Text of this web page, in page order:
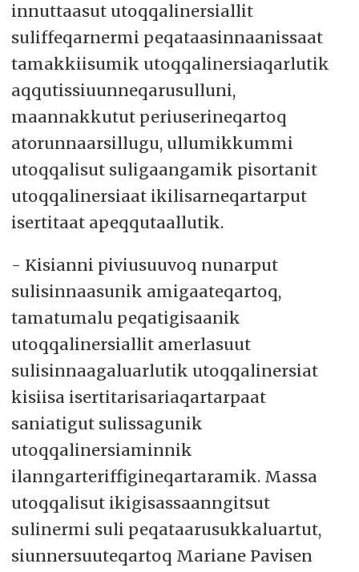
innuttaasut utoqqalinersiallit
suliffeqarnermi peqataasinnaanissaat
tamakkiisumik utoqqalinersiaqarlutik
aqqutissiuunneqarusulluni,
maannakkutut periuserineqartoq
atorunnaarsillugu, ullumikkummi
utoqqalisut suligaangamik pisortanit
utoqqalinersiaat ikilisarneqartarput
isertitaat apeqqutaallutik.
- Kisianni piviusuuvoq nunarput
sulisinnaasunik amigaateqartoq,
tamatumalu peqatigisaanik
utoqqalinersiallit amerlasuut
sulisinnaagaluarlutik utoqqalinersiat
kisiisa isertitarisariaqartarpaat
saniatigut sulissagunik
utoqqalinersiaminnik
ilanngarteriffigineqartaramik. Massa
utoqqalisut ikigisassaanngitsut
sulinermi suli peqataarusukkaluartut,
siunnersuuteqartoq Mariane Pavisen